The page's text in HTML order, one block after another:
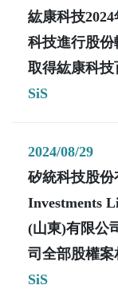
紘康科技
科技進行股
取得紘康科
SiS
2024/08/29
矽統科技股份
Investments
(山東)有限公
司全部股權案
SiS